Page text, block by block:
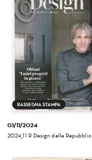
RASSEGNA STAMPA
01/11/2024
2024_11 R Design della